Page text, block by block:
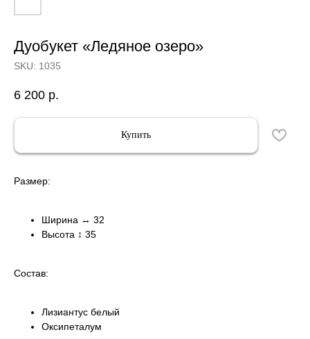
Дуобукет «Ледяное озеро»
SKU: 1035
6 200 р.
Купить
Размер:
Ширина ↔ 32
Высота ↕ 35
Состав:
Лизиантус белый
Оксипеталум